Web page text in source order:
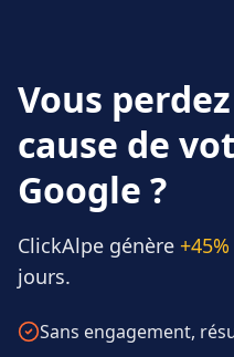
Vous
cause de
Google ?
ClickAlpe génère
jours.
Sans engagement,